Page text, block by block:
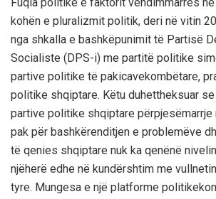
kohën e pluralizmit politik, deri në vitin
nga shkalla e bashkëpunimit të Partisë
Socialiste (DPS-i) me partitë politike
partive politike të pakicavekombëtare,
politike shqiptare. Këtu duhettheksuar se
partive politike shqiptare përpjesëmarrje
pak për bashkërenditjen e problemëve
të qenies shqiptare nuk ka qenënë nivelin
njëherë edhe në kundërshtim me vullnetin
tyre. Mungesa e një platforme politike